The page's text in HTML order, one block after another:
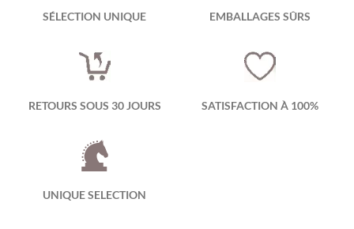
SÉLECTION UNIQUE EMBALLAGES SÛRS
RETOURS SOUS 30 JOURS SATISFACTION À 100%
UNIQUE SELECTION